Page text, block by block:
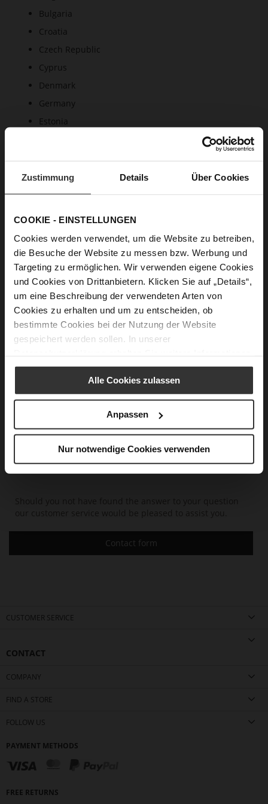
Zustimmung Details Über Cookies
COOKIE - EINSTELLUNGEN
Cookies werden verwendet, um die Website zu betreiben,
die Besuche der Website zu messen bzw. Werbung und
Targeting zu ermöglichen. Wir verwenden eigene Cookies
und Cookies von Drittanbietern. Klicken Sie auf „Details“,
um eine Beschreibung der verwendeten Arten von
Cookies zu erhalten und um zu entscheiden, ob
bestimmte Cookies bei der Nutzung der Website
gespeichert werden sollen. In unserer
Alle Cookies zulassen
Anpassen
Nur notwendige Cookies verwenden
Bulgaria
Croatia
Czech Republic
Cyprus
Denmark
Germany
Estonia
Greece
Hungary
Latvia
Lithuania
Luxembourg
Malta
Netherlands
Poland
Slovenia
Spain
Contact form
CUSTOMER SERVICE
CONTACT
COMPANY
FIND A STORE
FOLLOW US
PAYMENT METHODS
FREE RETURNS